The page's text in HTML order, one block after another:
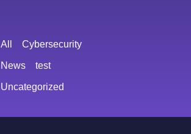
Cybersecurity
News test
Uncategorized
All